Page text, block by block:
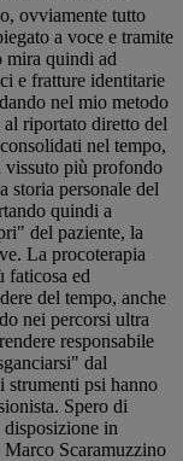
ovviamente tutto
a voce e tramite
mira quindi ad
e fratture identitarie
nel mio metodo
al riportato diretto del
nel tempo,
vissuto più profondo
storia personale del
quindi a
del paziente, la
La procoterapia
faticosa ed
del tempo, anche
nei percorsi ultra
responsabile
dal
strumenti psi hanno
Spero di
disposizione in
Scaramuzzino